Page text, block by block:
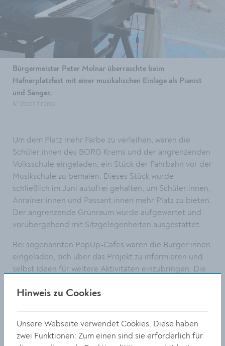
Bürgermeister Peter Molnar überraschte beim
Hafnerplatzfest mit einer musikalischen Einlage als Pianist
und Sänger.
Um dem Platz mehr Farbe zu verleihen, waren die
Schüler:innen des BORG Krems und der angrenzenden
Volksschule eingeladen, ein Stück der Fahrbahn vor der
Musikschule zu bemalen. Dieses Stück wurde
schließlich im Juni autofrei gehalten, um Schüler:innen,
Anrainer:innen und Passant:innen mehr Platz zu bieten.
Der angrenzende Grünraum wurde aufgewertet und
vorübergehend mit Sitzgelegenheiten ausgestattet.
Bei sogenannten PopUp-Cafes waren die Bürger:innen
eingeladen, sich über das Projekt zu informieren und
selbst Ideen für weitere Aktivitäten einzubringen. Die
Hafnerplatz und die Volksschule hielt
bei dem unter anderem Bürgermeister Peter Molnar
zwei selbstkomponierte Stücke am Klavier präsentierte.
Hinweis zu Cookies
Unsere Webseite verwendet Cookies. Diese haben
zwei Funktionen: Zum einen sind sie erforderlich für